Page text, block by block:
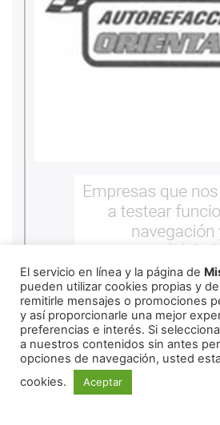
El servicio en línea y la página de
pueden utilizar cookies propias y
remitirle mensajes o promociones
y así proporcionarle una mejor
preferencias e interés. Si selecciona
a nuestros contenidos sin antes
opciones de navegación, usted
cookies.
Aceptar